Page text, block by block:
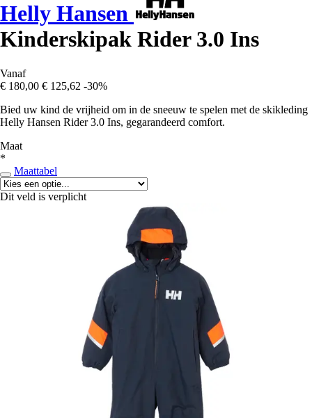
Helly Hansen
Kinderskipak Rider 3.0 Ins
Vanaf
€ 180,00 € 125,62 -30%
Bied uw kind de vrijheid om in de sneeuw te spelen met de skikleding
Helly Hansen Rider 3.0 Ins, gegarandeerd comfort.
Maat
*
Maattabel
Dit veld is verplicht